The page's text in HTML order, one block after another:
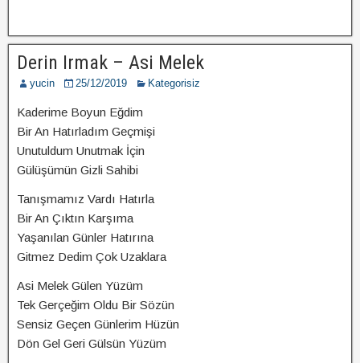
Derin Irmak – Asi Melek
yucin 25/12/2019 Kategorisiz
Kaderime Boyun Eğdim
Bir An Hatırladım Geçmişi
Unutuldum Unutmak İçin
Gülüşümün Gizli Sahibi
Tanışmamız Vardı Hatırla
Bir An Çıktın Karşıma
Yaşanılan Günler Hatırına
Gitmez Dedim Çok Uzaklara
Asi Melek Gülen Yüzüm
Tek Gerçeğim Oldu Bir Sözün
Sensiz Geçen Günlerim Hüzün
Dön Gel Geri Gülsün Yüzüm